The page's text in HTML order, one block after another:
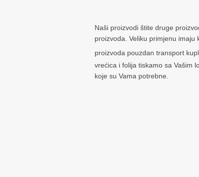
Naši proizvodi štite druge
proizvoda. Veliku primjenu
proizvoda pouzdan transport
vrećica i folija tiskamo sa Vašim
koje su Vama potrebne.